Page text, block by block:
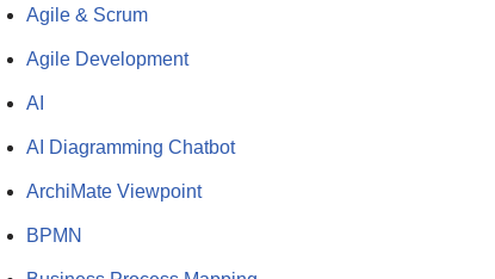
Agile & Scrum
Agile Development
AI
AI Diagramming Chatbot
ArchiMate Viewpoint
BPMN